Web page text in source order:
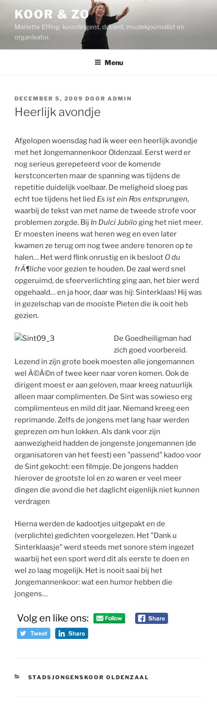
inhoud
KOOR & ZO
Mariette Effing: koordirigent, docent, muziekjournalist en
organisator.
Menu
GEPLAATST
OP
DECEMBER 5, 2009 DOOR ADMIN
Heerlijk avondje
Afgelopen woensdag had ik weer een heerlijk avondje
met het Jongemannenkoor Oldenzaal. Eerst werd er
nog serieus gerepeteerd voor de komende
kerstconcerten maar de spanning was tijdens de
repetitie duidelijk voelbaar. De meligheid sloeg pas
echt toe tijdens het lied Es ist ein Ros entsprungen,
waarbij de tekst van met name de tweede strofe voor
problemen zorgde. Bij In Dulci Jubiloging het niet meer.
Er moesten ineens wat heren weg en even later
kwamen ze terug om nog twee andere tenoren op te
halen… Het werd flink onrustig en ik besloot O du
frÃ¶lichevoor gezien te houden. De zaal werd snel
opgeruimd, de sfeerverlichting ging aan, het bier werd
opgehaald… en ja hoor, daar was hij: Sinterklaas! Hij was
in gezelschap van de mooiste Pieten die ik ooit heb
gezien.
De Goedheiligman had
zich goed voorbereid.
Lezend in zijn grote boek moesten alle jongemannen
wel Ã©Ã©n of twee keer naar voren komen. Ook de
dirigent moest er aan geloven, maar kreeg natuurlijk
alleen maar complimenten. De Sint was sowieso erg
complimenteus en mild dit jaar. Niemand kreeg een
reprimande. Zelfs de jongens met lang haar werden
geprezen om hun lokken. Als dank voor zijn
aanwezigheid hadden de jongenste jongemannen (de
organisatoren van het feest) een "passend" kadoo voor
de Sint gekocht: een filmpje. De jongens hadden
hierover de grootste lol en zo waren er veel meer
dingen die avond die het daglicht eigenlijk niet kunnen
verdragen
Hierna werden de kadootjes uitgepakt en de
(verplichte) gedichten voorgelezen. Het "Dank u
Sinterklaasje" werd steeds met sonore stem ingezet
waarbij het een sport werd dit als eerste te doen en
wel zo laag mogelijk. Het is nooit saai bij het
Jongemannenkoor: wat een humor hebben die
jongens…
Volg en like ons:
CATEGORIEËN
STADSJONGENSKOOR OLDENZAAL